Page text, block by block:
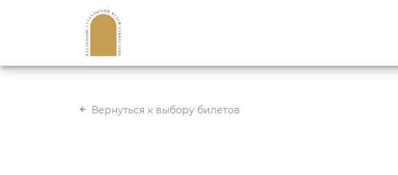
Вернуться к выбору билетов